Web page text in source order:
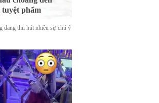
tuyệt phẩm
đang thu hút nhiều sự chú ý